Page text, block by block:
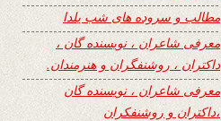
مطالب و سروده های شب یلدا
معرفی شاعران ، نویسنده گان ،
داکتران ، روشنفگران و هنرمندان.
معرفی شاعران ، نویسنده گان
،داکتران و روشنفکران